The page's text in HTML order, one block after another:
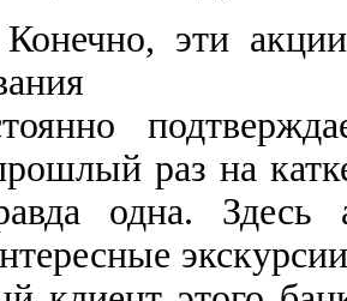
эти акции –
раз на
одна. Здесь